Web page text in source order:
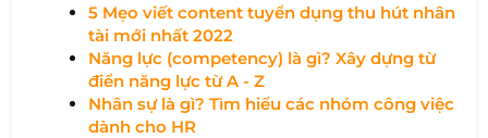
5 Mẹo viết content tuyển dụng thu hút nhân
tài mới nhất 2022
Năng lực (competency) là gì? Xây dựng từ
điển năng lực từ A - Z
Nhân sự là gì? Tìm hiểu các nhóm công việc
dành cho HR